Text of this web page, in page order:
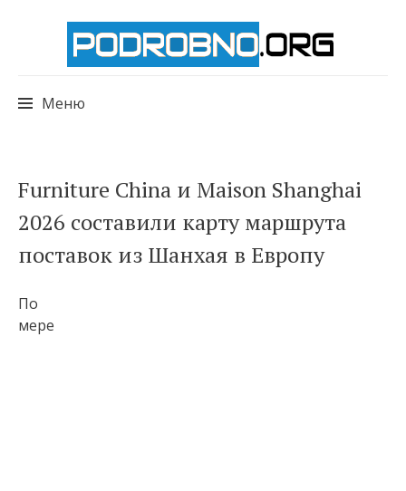
Меню
к
содержимому
Furniture China и Maison Shanghai
2026 составили карту маршрута
поставок из Шанхая в Европу
По
мере